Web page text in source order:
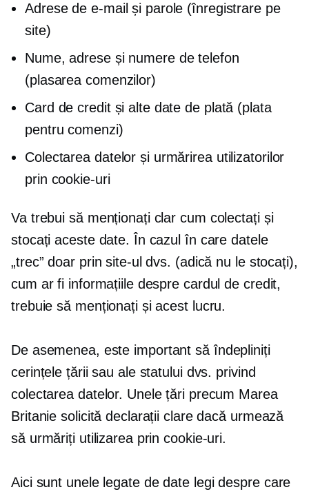
Adrese de e-mail și parole (înregistrare pe
site)
Nume, adrese și numere de telefon
(plasarea comenzilor)
Card de credit și alte date de plată (plata
pentru comenzi)
Colectarea datelor și urmărirea utilizatorilor
prin cookie-uri
Va trebui să menționați clar cum colectați și
stocați aceste date. În cazul în care datele
„trec” doar prin site-ul dvs. (adică nu le stocați),
cum ar fi informațiile despre cardul de credit,
trebuie să menționați și acest lucru.
De asemenea, este important să îndepliniți
cerințele țării sau ale statului dvs. privind
colectarea datelor. Unele țări precum Marea
Britanie solicită declarații clare dacă urmează
să urmăriți utilizarea prin cookie-uri.
Aici sunt unele legate de date legi despre care